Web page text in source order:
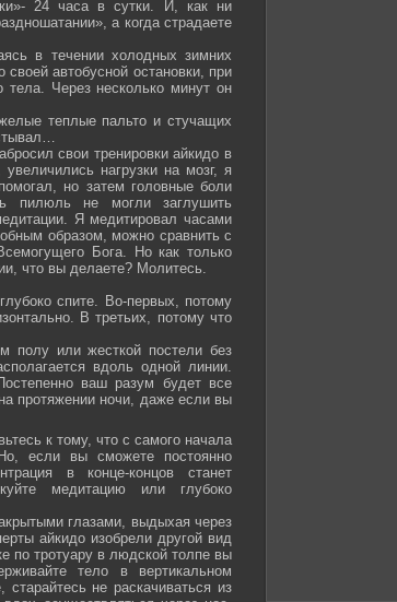
24 часа в сутки. И, как ни
а когда страдаете
в течении холодных зимних
автобусной остановки, при
тела. Через несколько минут он
теплые пальто и стучащих
свои тренировки айкидо в
нагрузки на мозг, я
но затем головные боли
пилюль не могли заглушить
Я медитировал часами
образом, можно сравнить с
Бога. Но как только
что вы делаете? Молитесь.
спите. Во-первых, потому
В третьих, потому что
полу или жесткой постели без
вдоль одной линии.
ваш разум будет все
протяжении ночи, даже если вы
к тому, что с самого начала
если вы сможете постоянно
в конце-концов станет
медитацию или глубоко
глазами, выдыхая через
айкидо изобрели другой вид
по тротуару в людской толпе вы
тело в вертикальном
не раскачиваться из